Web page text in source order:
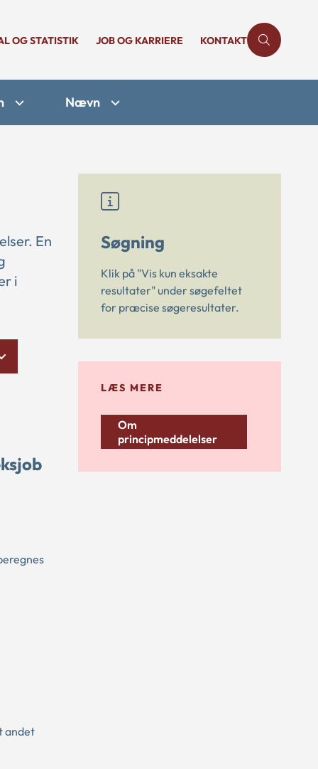
OG STATISTIK JOB OG KARRIERE KONTAKT
Nævn
En
i
andet
Søgning
Klik på "Vis kun eksakte
resultater" under søgefeltet
for præcise søgeresultater.
LÆS MERE
Om
principmeddelelser